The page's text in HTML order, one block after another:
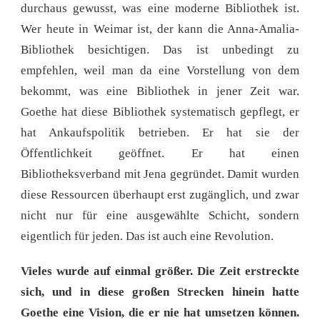
durchaus gewusst, was eine moderne Bibliothek ist.
Wer heute in Weimar ist, der kann die Anna-Amalia-
Bibliothek besichtigen. Das ist unbedingt zu
empfehlen, weil man da eine Vorstellung von dem
bekommt, was eine Bibliothek in jener Zeit war.
Goethe hat diese Bibliothek systematisch gepflegt, er
hat Ankaufspolitik betrieben. Er hat sie der
Öffentlichkeit geöffnet. Er hat einen
Bibliotheksverband mit Jena gegründet. Damit wurden
diese Ressourcen überhaupt erst zugänglich, und zwar
nicht nur für eine ausgewählte Schicht, sondern
eigentlich für jeden. Das ist auch eine Revolution.
Vieles wurde auf einmal größer. Die Zeit erstreckte
sich, und in diese großen Strecken hinein hatte
Goethe eine Vision, die er nie hat umsetzen können.